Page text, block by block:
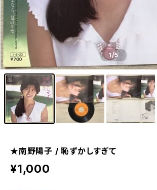
1/5
★南野陽子 / 恥ずかしすぎて
¥1,000